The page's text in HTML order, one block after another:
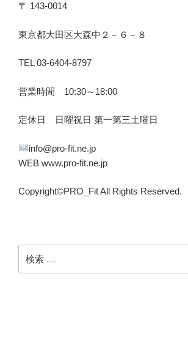
〒 143-0014
東京都大田区大森中２－６－８
TEL 03-6404-8797
営業時間 10:30～18:00
定休日 日曜祝日 第一第三土曜日
info@pro-fit.ne.jp
WEB www.pro-fit.ne.jp
Copyright©PRO_Fit All Rights Reserved.
索: